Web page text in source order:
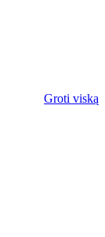
Groti viską